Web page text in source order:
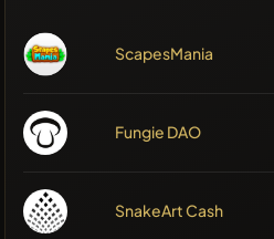
ScapesMania
Fungie DAO
SnakeArt Cash